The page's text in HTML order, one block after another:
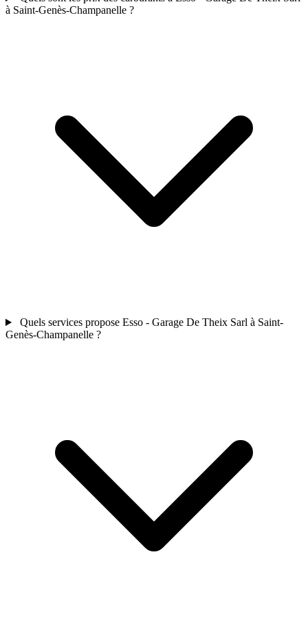
à Saint-Genès-Champanelle ?
Quels services propose Esso - Garage De Theix Sarl à Saint-
Genès-Champanelle ?